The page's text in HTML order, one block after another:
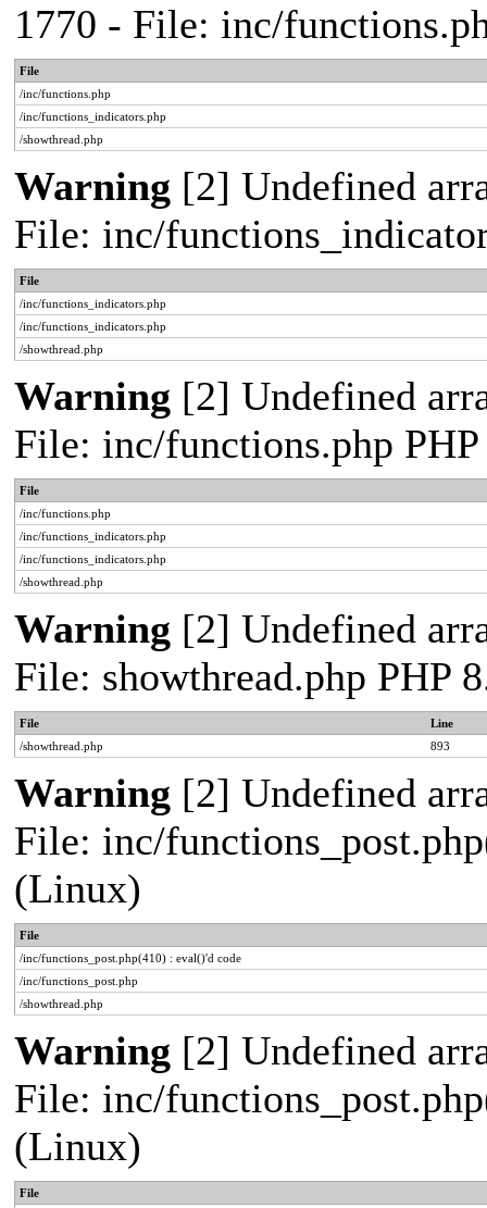
1770 - File: inc/
File
/inc/functions.php
/inc/functions_indicators.php
/showthread.php
Warning [2] Undefined
File: inc/
File
/inc/functions_indicators.php
/inc/functions_indicators.php
/showthread.php
Warning [2] Undefined
File: inc/functions.php
File
/inc/functions.php
/inc/functions_indicators.php
/inc/functions_indicators.php
/showthread.php
Warning [2] Undefined
File: showthread.php PHP
File
Line
/showthread.php
893
Warning [2] Undefined
File: inc/
(Linux)
File
/inc/functions_post.php(410) : eval()'d code
/inc/functions_post.php
/showthread.php
Warning [2] Undefined
File: inc/
(Linux)
File